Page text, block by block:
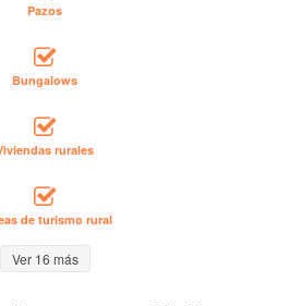
Pazos
Bungalows
rurales
de turismo rural
Ver 16 más